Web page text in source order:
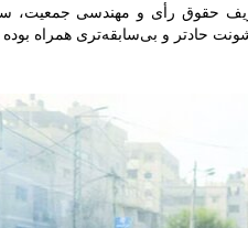
حقوق رأی و مهندسی جمعیت،
حادتر و بی‌سابقه‌تری همراه